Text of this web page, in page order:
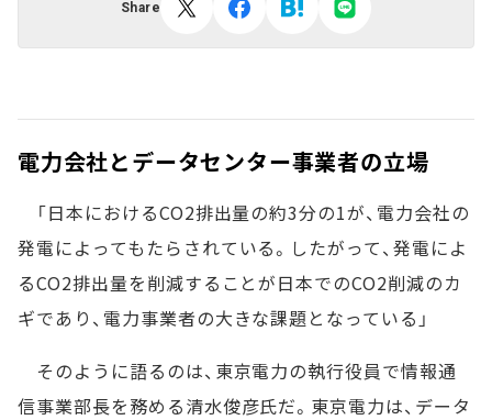
Share
電力会社とデータセンター事業者の立場
「日本におけるCO2排出量の約3分の1が、電力会社の
発電によってもたらされている。したがって、発電によ
るCO2排出量を削減することが日本でのCO2削減のカ
ギであり、電力事業者の大きな課題となっている」
そのように語るのは、東京電力の執行役員で情報通
信事業部長を務める清水俊彦氏だ。東京電力は、データ